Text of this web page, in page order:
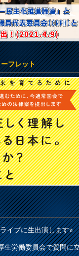
フレット
イブに生出演します⭐︎
労働委員会で質問に